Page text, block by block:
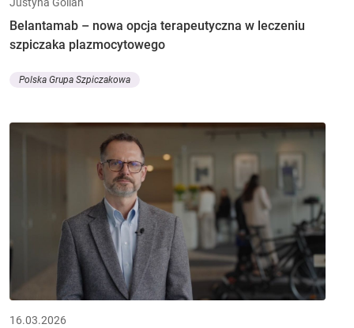
Justyna Golian
Belantamab – nowa opcja terapeutyczna w leczeniu
szpiczaka plazmocytowego
Polska Grupa Szpiczakowa
16.03.2026